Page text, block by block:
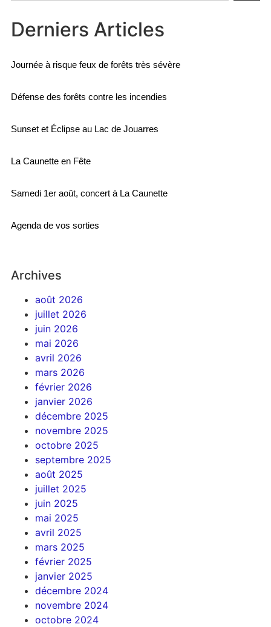
Derniers Articles
Journée à risque feux de forêts très sévère
Défense des forêts contre les incendies
Sunset et Éclipse au Lac de Jouarres
La Caunette en Fête
Samedi 1er août, concert à La Caunette
Agenda de vos sorties
Archives
août 2026
juillet 2026
juin 2026
mai 2026
avril 2026
mars 2026
février 2026
janvier 2026
décembre 2025
novembre 2025
octobre 2025
septembre 2025
août 2025
juillet 2025
juin 2025
mai 2025
avril 2025
mars 2025
février 2025
janvier 2025
décembre 2024
novembre 2024
octobre 2024